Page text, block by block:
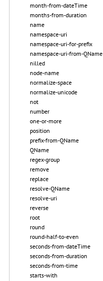
month-from-dateTime
months-from-duration
name
namespace-uri
namespace-uri-for-prefix
namespace-uri-from-QName
nilled
node-name
normalize-space
normalize-unicode
not
number
one-or-more
position
prefix-from-QName
QName
regex-group
remove
replace
resolve-QName
resolve-uri
reverse
root
round
round-half-to-even
seconds-from-dateTime
seconds-from-duration
seconds-from-time
starts-with